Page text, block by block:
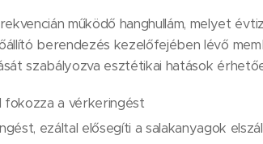
működő hanghullám, melyet
berendezés kezelőfejében lévő
szabályozva esztétikai hatások
fokozza a vérkeringést
ezáltal elősegíti a salakanyagok